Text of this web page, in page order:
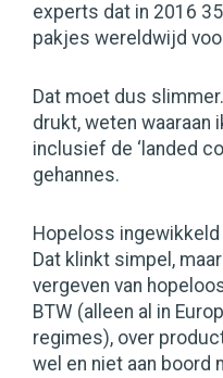
experts dat in 2016
pakjes wereldwijd
Dat moet dus
drukt, weten waaraan
inclusief de ‘landed
gehannes.
Hopeloss ingewikkeld
Dat klinkt simpel,
vergeven van
BTW (alleen al in
regimes), over
wel en niet aan boord